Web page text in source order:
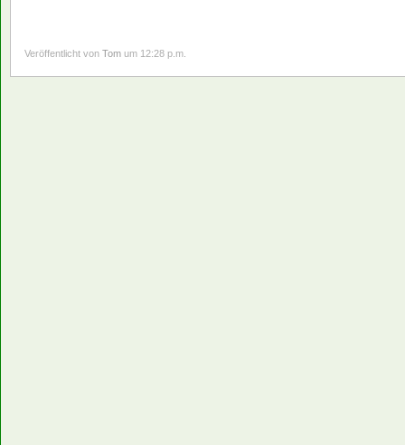
Veröffentlicht von Tom um 12:28 p.m.